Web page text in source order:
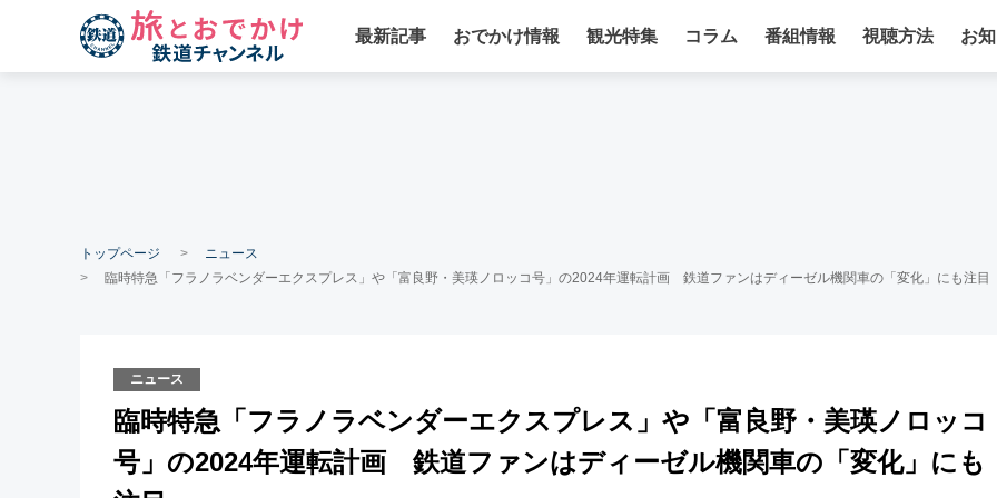
最新記事 おでかけ情報 観光特集 コラム 番組情報 視聴方法 お
トップページ
ニュース
臨時特急「フラノラベンダーエクスプレス」や「富良野・美瑛ノロッコ号」の2024年運転計画 鉄道ファンはディーゼル機関車の「変化」にも注目
ニュース
臨時特急「フラノラベンダーエクスプレス」や「富良野・美瑛ノロッコ
号」の2024年運転計画 鉄道ファンはディーゼル機関車の「変化」にも